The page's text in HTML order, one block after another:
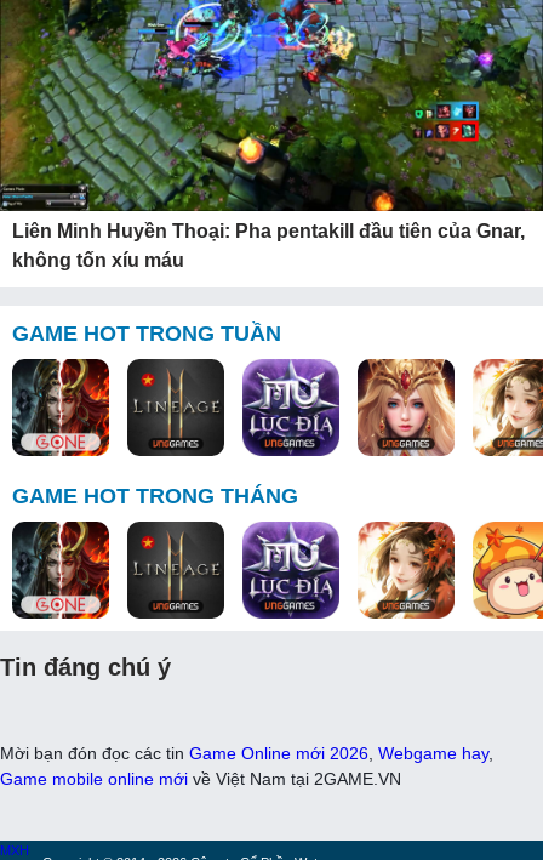
Liên Minh Huyền Thoại: Pha pentakill đầu tiên của Gnar,
không tốn xíu máu
GAME HOT TRONG TUẦN
GAME HOT TRONG THÁNG
Tin đáng chú ý
Mời bạn đón đọc các tin Game Online mới 2026 Webgame hay,
Game mobile online mới về Việt Nam tại 2GAME.VN
MXH